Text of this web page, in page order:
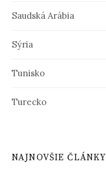
Saudská Arábia
Sýria
Tunisko
Turecko
NAJNOVŠIE ČLÁNKY